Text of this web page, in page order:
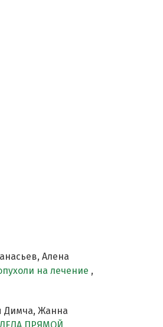
Алена
на лечение ,
Димча, Жанна